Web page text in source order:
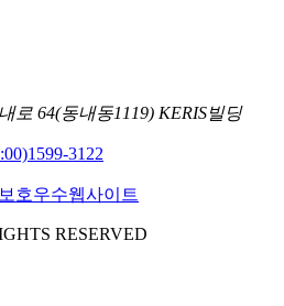
로 64(동내동1119) KERIS빌딩
1599-3122
RESERVED